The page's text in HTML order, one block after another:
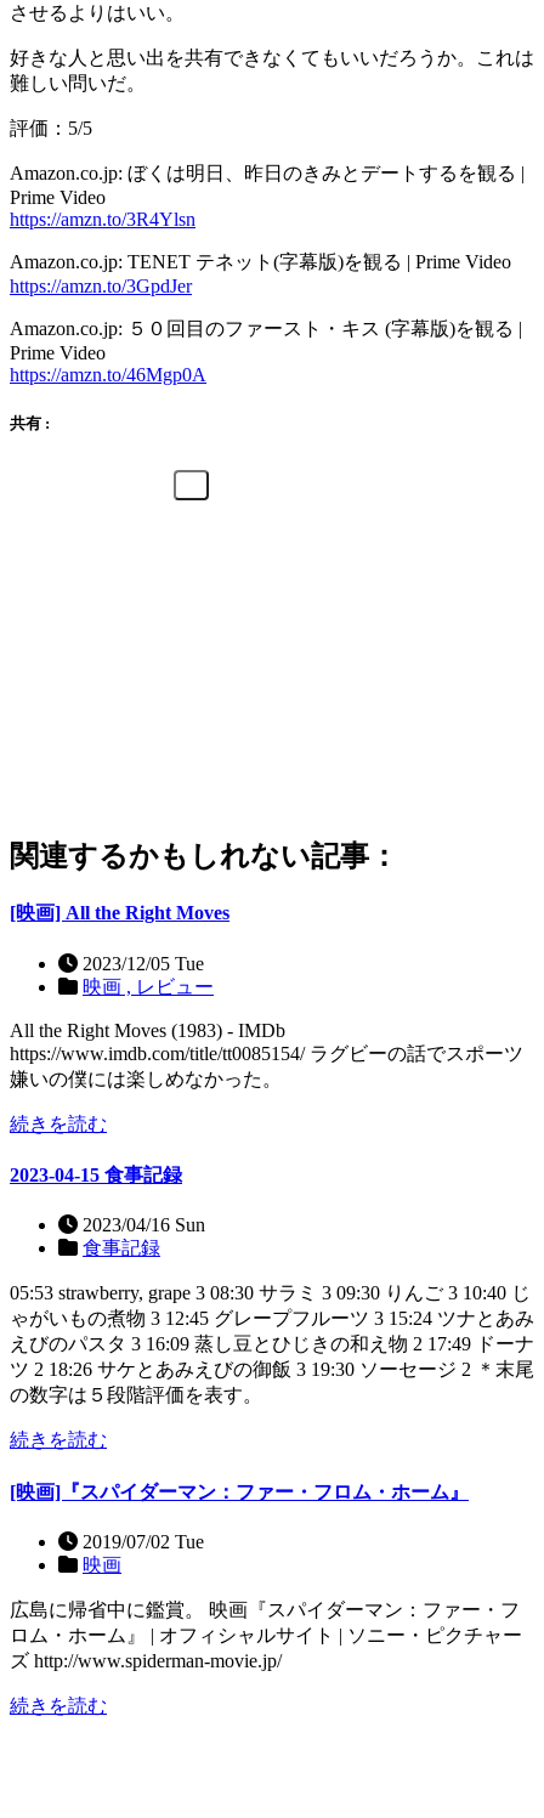
させるよりはいい。
好きな人と思い出を共有できなくてもいいだろうか。これは
難しい問いだ。
評価：5/5
Amazon.co.jp: ぼくは明日、昨日のきみとデートするを観る |
Prime Video
https://amzn.to/3R4Ylsn
Amazon.co.jp: TENET テネット(字幕版)を観る | Prime Video
https://amzn.to/3GpdJer
Amazon.co.jp: ５０回目のファースト・キス (字幕版)を観る |
Prime Video
https://amzn.to/46Mgp0A
共有 :
関連するかもしれない記事：
[映画] All the Right Moves
2023/12/05 Tue
映画 , レビュー
All the Right Moves (1983) - IMDb
https://www.imdb.com/title/tt0085154/ ラグビーの話でスポーツ
嫌いの僕には楽しめなかった。
続きを読む
2023-04-15 食事記録
2023/04/16 Sun
食事記録
05:53 strawberry, grape 3 08:30 サラミ 3 09:30 りんご 3 10:40 じ
ゃがいもの煮物 3 12:45 グレープフルーツ 3 15:24 ツナとあみ
えびのパスタ 3 16:09 蒸し豆とひじきの和え物 2 17:49 ドーナ
ツ 2 18:26 サケとあみえびの御飯 3 19:30 ソーセージ 2 ＊末尾
の数字は５段階評価を表す。
続きを読む
[映画]『スパイダーマン：ファー・フロム・ホーム』
2019/07/02 Tue
映画
広島に帰省中に鑑賞。 映画『スパイダーマン：ファー・フ
ロム・ホーム』 | オフィシャルサイト | ソニー・ピクチャー
ズ http://www.spiderman-movie.jp/
続きを読む